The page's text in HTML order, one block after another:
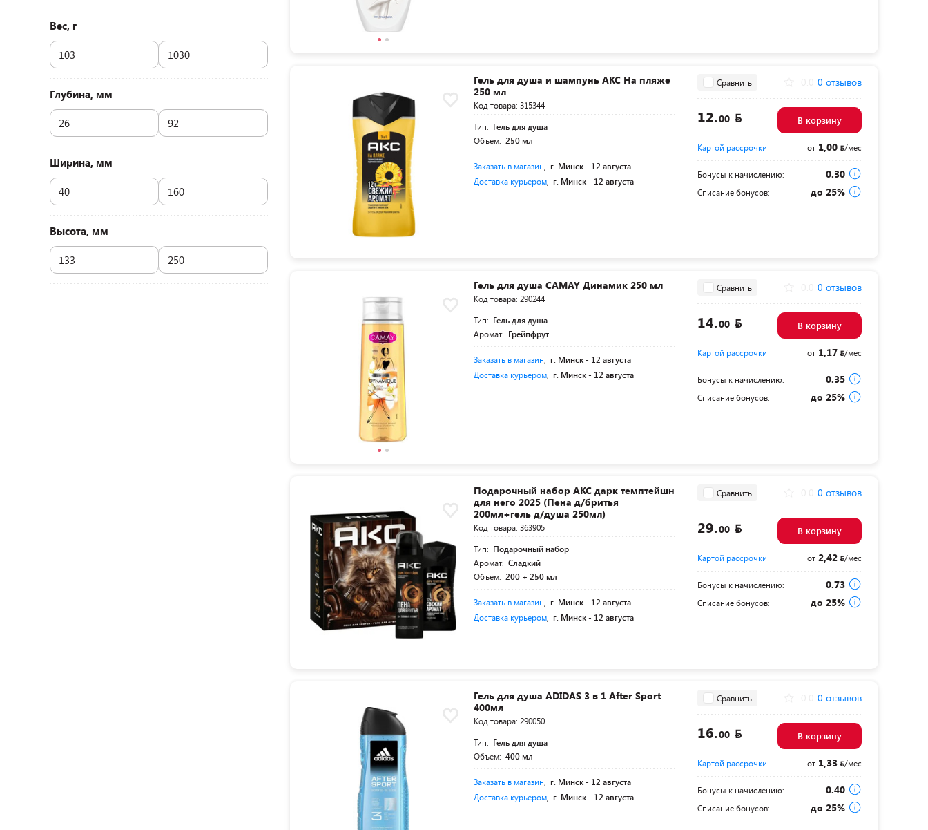
Вес, г
Глубина, мм
Ширина, мм
Высота, мм
Гель для душа и шампунь АКС На пляже
250 мл
Код товара: 315344
Тип: Гель для душа
Объем: 250 мл
Заказать в магазин г. Минск - 12 августа
Доставка курьером г. Минск - 12 августа
Сравнить 0 отзывов
12.00 В корзину
Картой рассрочки от1,00 /мес
Бонусы к начислению: 0.30
Списание бонусов: до 25%
Гель для душа CAMAY Динамик 250 мл
Код товара: 290244
Тип: Гель для душа
Аромат: Грейпфрут
Заказать в магазин г. Минск - 12 августа
Доставка курьером г. Минск - 12 августа
Сравнить 0 отзывов
14.00 В корзину
Картой рассрочки от1,17 /мес
Бонусы к начислению: 0.35
Списание бонусов: до 25%
Подарочный набор АКС дарк темптейшн
для него 2025 (Пена д/бритья
200мл+гель д/душа 250мл)
Код товара: 363905
Тип: Подарочный набор
Аромат: Сладкий
Объем: 200 + 250 мл
Заказать в магазин г. Минск - 12 августа
Доставка курьером г. Минск - 12 августа
Сравнить 0 отзывов
29.00 В корзину
Картой рассрочки от2,42 /мес
Бонусы к начислению: 0.73
Списание бонусов: до 25%
Гель для душа ADIDAS 3 в 1 After Sport
400мл
Код товара: 290050
Тип: Гель для душа
Объем: 400 мл
Заказать в магазин г. Минск - 12 августа
Доставка курьером г. Минск - 12 августа
Сравнить 0 отзывов
16.00 В корзину
Картой рассрочки от1,33 /мес
Бонусы к начислению: 0.40
Списание бонусов: до 25%